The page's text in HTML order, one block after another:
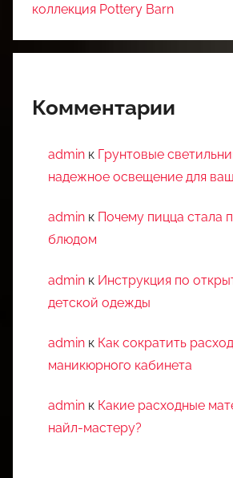
коллекция Pottery Barn
Комментарии
admin к Грунтовые
надежное освещение для
admin к Почему пицца стала
блюдом
admin к Инструкция по
детской одежды
admin к Как сократить
маникюрного кабинета
admin к Какие расходные
найл-мастеру?